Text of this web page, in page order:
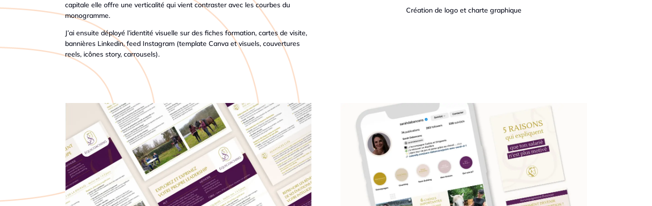
capitale elle offre une verticalité qui vient contraster avec les courbes du
monogramme.
J’ai ensuite déployé l’identité visuelle sur des fiches formation, cartes de visite,
bannières Linkedin, feed Instagram (template Canva et visuels, couvertures
reels, icônes story, carrousels).
Création de logo et charte graphique